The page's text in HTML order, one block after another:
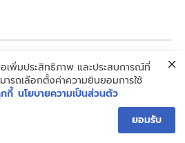
อเพิ่มประสิทธิภาพ และประสบการณ์ที่
ารถเลือกตั้งค่าความยินยอมการใช้
กี้ นโยบายความเป็นส่วนตัว
ยอมรับ